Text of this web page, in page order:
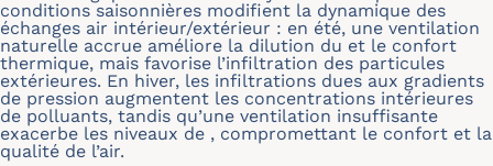
conditions saisonnières modifient la dynamique des
échanges air intérieur/extérieur : en été, une ventilation
naturelle accrue améliore la dilution du et le confort
thermique, mais favorise l’infiltration des particules
extérieures. En hiver, les infiltrations dues aux gradients
de pression augmentent les concentrations intérieures
de polluants, tandis qu’une ventilation insuffisante
exacerbe les niveaux de , compromettant le confort et la
qualité de l’air.